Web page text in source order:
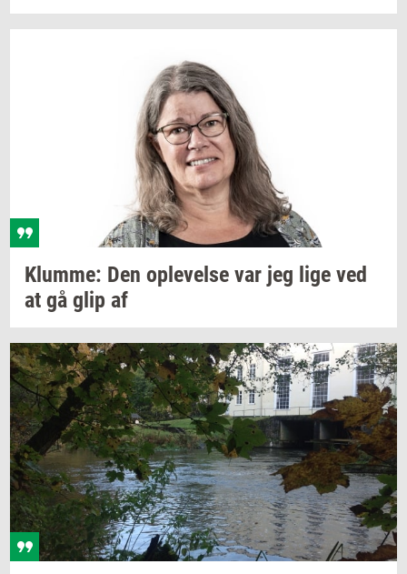
Klum­me: Den op­le­vel­se var jeg lige ved
at gå glip af